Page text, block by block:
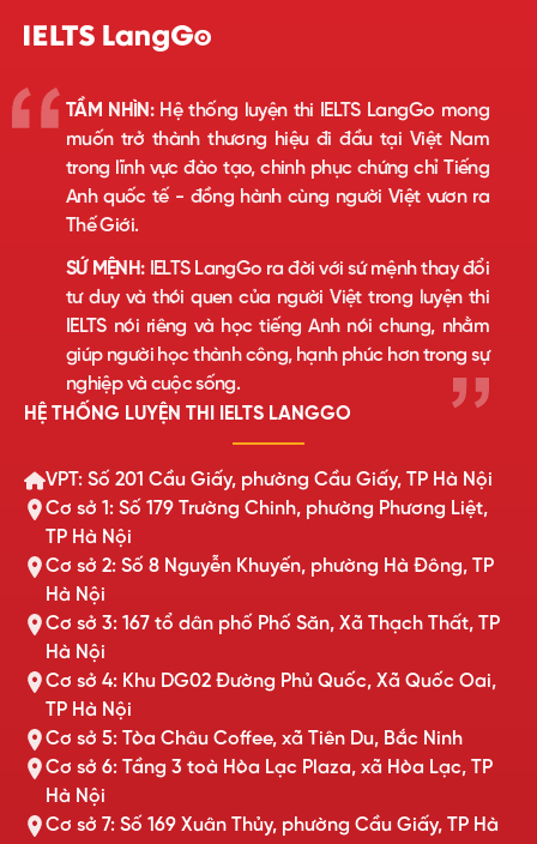
TẦM NHÌN:Hệ thống luyện thi IELTS LangGo mong
muốn trở thành thương hiệu đi đầu tại Việt Nam
trong lĩnh vực đào tạo, chinh phục chứng chỉ Tiếng
Anh quốc tế - đồng hành cùng người Việt vươn ra
Thế Giới.
SỨ MỆNH:IELTS LangGo ra đời với sứ mệnh thay đổi
tư duy và thói quen của người Việt trong luyện thi
IELTS nói riêng và học tiếng Anh nói chung, nhằm
giúp người học thành công, hạnh phúc hơn trong sự
nghiệp và cuộc sống.
HỆ THỐNG LUYỆN THI IELTS LANGGO
VPT: Số 201 Cầu Giấy, phường Cầu Giấy, TP Hà Nội
Cơ sở 1: Số 179 Trường Chinh, phường Phương Liệt,
TP Hà Nội
Cơ sở 2: Số 8 Nguyễn Khuyến, phường Hà Đông, TP
Hà Nội
Cơ sở 3: 167 tổ dân phố Phố Săn, Xã Thạch Thất, TP
Hà Nội
Cơ sở 4: Khu DG02 Đường Phủ Quốc, Xã Quốc Oai,
TP Hà Nội
Cơ sở 5: Tòa Châu Coffee, xã Tiên Du, Bắc Ninh
Cơ sở 6: Tầng 3 toà Hòa Lạc Plaza, xã Hòa Lạc, TP
Hà Nội
Cơ sở 7: Số 169 Xuân Thủy, phường Cầu Giấy, TP Hà